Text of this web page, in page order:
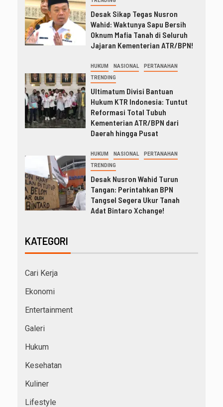
Desak Sikap Tegas Nusron
Wahid: Waktunya Sapu Bersih
Oknum Mafia Tanah di Seluruh
Jajaran Kementerian ATR/BPN!
HUKUM NASIONAL PERTANAHAN
TRENDING
Ultimatum Divisi Bantuan
Hukum KTR Indonesia: Tuntut
Reformasi Total Tubuh
Kementerian ATR/BPN dari
Daerah hingga Pusat
HUKUM NASIONAL PERTANAHAN
TRENDING
Desak Nusron Wahid Turun
Tangan: Perintahkan BPN
Tangsel Segera Ukur Tanah
Adat Bintaro Xchange!
KATEGORI
Cari Kerja
Ekonomi
Entertainment
Galeri
Hukum
Kesehatan
Kuliner
Lifestyle